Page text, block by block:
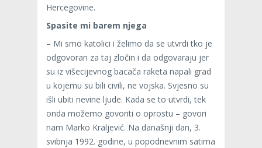
Hercegovine.
Spasite mi barem njega
– Mi smo katolici i želimo da se utvrdi tko je
odgovoran za taj zločin i da odgovaraju jer
su iz višecijevnog bacača raketa napali grad
u kojemu su bili civili, ne vojska. Svjesno su
išli ubiti nevine ljude. Kada se to utvrdi, tek
onda možemo govoriti o oprostu – govori
nam Marko Kraljević. Na današnji dan, 3.
svibnja 1992. godine, u popodnevnim satima